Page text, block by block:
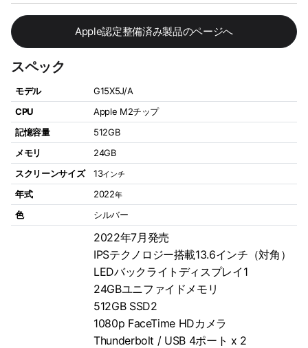
Apple認定整備済み製品のページへ
スペック
モデル
G15X5J/A
CPU
Apple M2チップ
記憶容量
512GB
メモリ
24GB
スクリーンサイズ
13インチ
年式 2022年
色 シルバー
2022年7月発売
IPSテクノロジー搭載13.6インチ（対角）
LEDバックライトディスプレイ1
24GBユニファイドメモリ
512GB SSD2
1080p FaceTime HDカメラ
Thunderbolt / USB 4ポート x 2